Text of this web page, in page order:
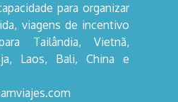
para organizar
viagens de incentivo
Tailândia, Vietnã,
Laos, Bali, China e